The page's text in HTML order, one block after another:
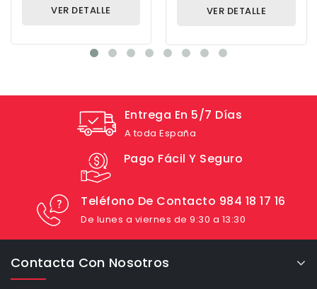
VER DETALLE VER DETALLE
Entrega En 5/7 Días
A toda España
Pago Fácil Y Seguro
Teléfono De Contacto 984 18 17 16
De lunes a viernes de 9:30 a 13:30
Contacta Con Nosotros